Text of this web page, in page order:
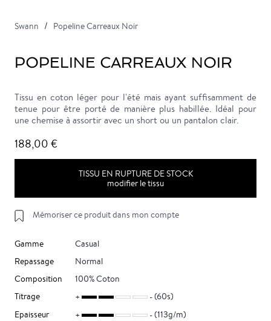
Swann Popeline Carreaux Noir
POPELINE CARREAUX NOIR
Tissu en coton léger pour l'été mais ayant suffisamment de
tenue pour être porté de manière plus habillée. Idéal pour
une chemise à assortir avec un short ou un pantalon clair.
188,00 €
TISSU EN RUPTURE DE STOCK
modifier le tissu
Mémoriser ce produit dans mon compte
Gamme
Casual
Repassage
Normal
Composition
100% Coton
Titrage
(60s)
Epaisseur
(113g/m)